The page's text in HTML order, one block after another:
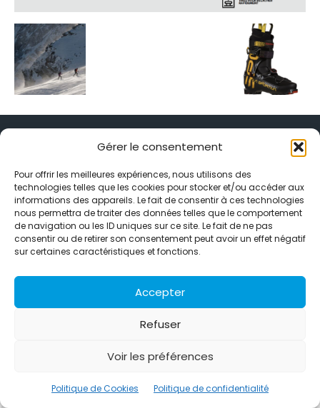
Gérer le consentement
Pour offrir les meilleures expériences, nous utilisons des
technologies telles que les cookies pour stocker et/ou accéder aux
informations des appareils. Le fait de consentir à ces technologies
nous permettra de traiter des données telles que le comportement
de navigation ou les ID uniques sur ce site. Le fait de ne pas
consentir ou de retirer son consentement peut avoir un effet négatif
sur certaines caractéristiques et fonctions.
Accepter
Refuser
Voir les préférences
Politique de Cookies Politique de confidentialité
Alternative Média est une agence de relations presse et de
relations publiques basée à Grenoble. Depuis 1995, elle conçoit et
pilote des stratégies de visibilité en France et à l’international
grâce à un réseau d’agences partenaires.
Contactez-nous : info@alternativemedia.fr
© Copyright - Alternative Média
2026